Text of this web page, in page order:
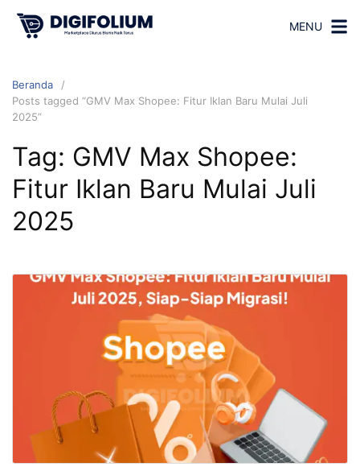
MENU
Beranda
Posts tagged “GMV Max Shopee: Fitur Iklan Baru Mulai Juli
2025”
Tag: GMV Max Shopee:
Fitur Iklan Baru Mulai Juli
2025